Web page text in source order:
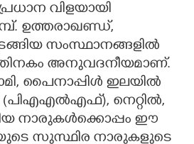
വിളയായി
ഉത്തരാഖണ്ഡ്,
സംസ്ഥാനങ്ങളിൽ
അനുവദനീയമാണ്.
പൈനാപ്പിൾ ഇലയിൽ
(പിഎഎൽഎഫ്), നെറ്റിൽ,
നാരുകൾക്കൊപ്പം ഈ
സുസ്ഥിര നാരുകളുടെ